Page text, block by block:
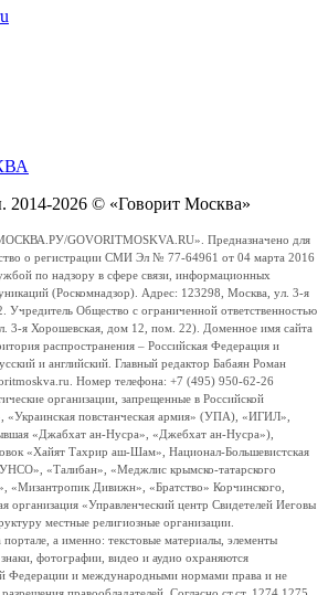
2014-2026 © «Говорит Москва»
GOVORITMOSKVA.RU». Предназначено для
о регистрации СМИ Эл № 77-64961 от 04 марта 2016
по надзору в сфере связи, информационных
(Роскомнадзор). Адрес: 123298, Москва, ул. 3-я
Общество с ограниченной ответственностью
я Хорошевская, дом 12, пом. 22). Доменное имя сайта
распространения – Российская Федерация и
и английский. Главный редактор Бабаян Роман
Номер телефона: +7 (495) 950-62-26
организации, запрещенные в Российской
«Украинская повстанческая армия» (УПА), «ИГИЛ»,
«Джабхат ан-Нусра», «Джебхат ан-Нусра»),
«Хайят Тахрир аш-Шам», Национал-Большевистская
«Талибан», «Меджлис крымско-татарского
«Мизантропик Дивижн», «Братство» Корчинского,
организация «Управленческий центр Свидетелей Иеговы
местные религиозные организации.
а именно: текстовые материалы, элементы
фотографии, видео и аудио охраняются
Федерации и международными нормами права и не